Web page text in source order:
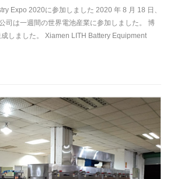
Expo 2020に参加しました 2020 年 8 月 18 日、
司は一週間の世界電池産業に参加しました。 博
しました。 Xiamen LITH Battery Equipment
セル 実験組立設備ライン 、 シリンダーセル 実験
ル実験室組立設備ライン 、 含む 電池パック組立
的なサービスを提供します。 「バイヤーカスタ
業界チェーンのサプライヤーとユーザー組織に最
ットフォームを構築します。